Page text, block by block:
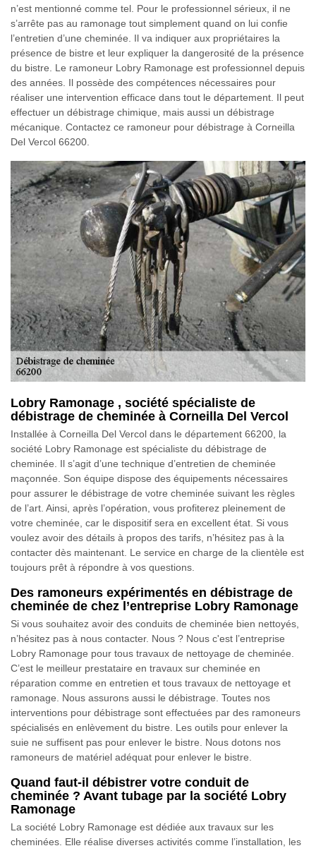
n’est mentionné comme tel. Pour le professionnel sérieux, il ne
s’arrête pas au ramonage tout simplement quand on lui confie
l’entretien d’une cheminée. Il va indiquer aux propriétaires la
présence de bistre et leur expliquer la dangerosité de la présence
du bistre. Le ramoneur Lobry Ramonage est professionnel depuis
des années. Il possède des compétences nécessaires pour
réaliser une intervention efficace dans tout le département. Il peut
effectuer un débistrage chimique, mais aussi un débistrage
mécanique. Contactez ce ramoneur pour débistrage à Corneilla
Del Vercol 66200.
Lobry Ramonage , société spécialiste de
débistrage de cheminée à Corneilla Del Vercol
Installée à Corneilla Del Vercol dans le département 66200, la
société Lobry Ramonage est spécialiste du débistrage de
cheminée. Il s’agit d’une technique d’entretien de cheminée
maçonnée. Son équipe dispose des équipements nécessaires
pour assurer le débistrage de votre cheminée suivant les règles
de l’art. Ainsi, après l’opération, vous profiterez pleinement de
votre cheminée, car le dispositif sera en excellent état. Si vous
voulez avoir des détails à propos des tarifs, n’hésitez pas à la
contacter dès maintenant. Le service en charge de la clientèle est
toujours prêt à répondre à vos questions.
Des ramoneurs expérimentés en débistrage de
cheminée de chez l’entreprise Lobry Ramonage
Si vous souhaitez avoir des conduits de cheminée bien nettoyés,
n’hésitez pas à nous contacter. Nous ? Nous c'est l’entreprise
Lobry Ramonage pour tous travaux de nettoyage de cheminée.
C’est le meilleur prestataire en travaux sur cheminée en
réparation comme en entretien et tous travaux de nettoyage et
ramonage. Nous assurons aussi le débistrage. Toutes nos
interventions pour débistrage sont effectuées par des ramoneurs
spécialisés en enlèvement du bistre. Les outils pour enlever la
suie ne suffisent pas pour enlever le bistre. Nous dotons nos
ramoneurs de matériel adéquat pour enlever le bistre.
Quand faut-il débistrer votre conduit de
cheminée ? Avant tubage par la société Lobry
Ramonage
La société Lobry Ramonage est dédiée aux travaux sur les
cheminées. Elle réalise diverses activités comme l’installation, les